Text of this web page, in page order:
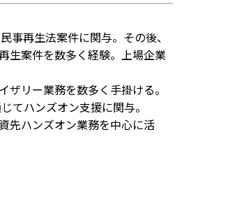
事再生法案件に関与。その後、
生案件を数多く経験。上場企業
リー業務を数多く手掛ける。
てハンズオン支援に関与。
先ハンズオン業務を中心に活